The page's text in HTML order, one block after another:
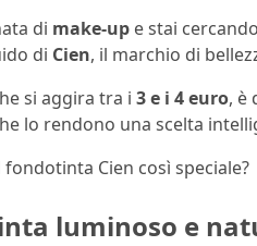
di make-up e stai
di Cien, il marchio di
si aggira tra i 3 e i 4 euro, è
lo rendono una scelta
Cien così speciale?
luminoso e